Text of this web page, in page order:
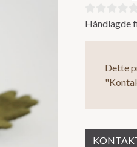
0
Håndlagde
Dette